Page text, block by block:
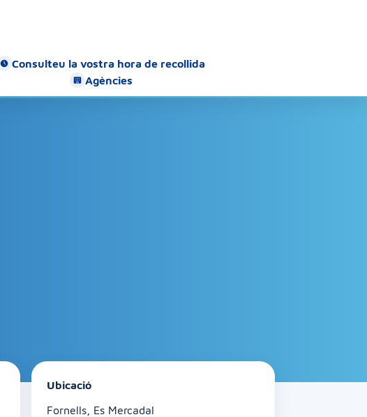
Consulteu la vostra hora de recollida
Agències
Ubicació
Fornells, Es Mercadal